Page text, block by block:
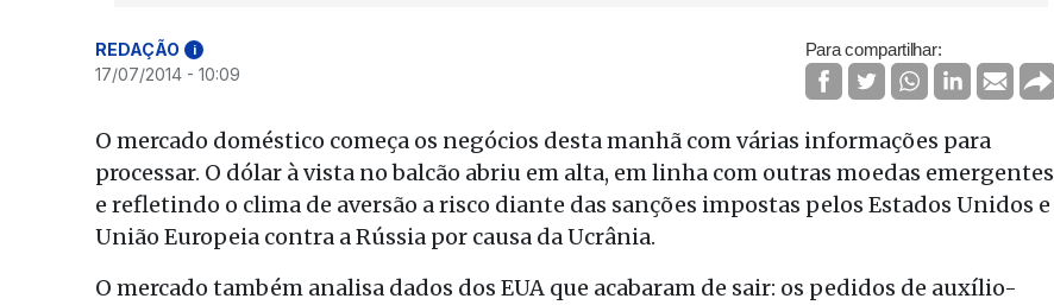
REDAÇÃO i
17/07/2014 - 10:09
Para compartilhar:
O mercado doméstico começa os negócios desta manhã com várias informações para
processar. O dólar à vista no balcão abriu em alta, em linha com outras moedas emergentes
e refletindo o clima de aversão a risco diante das sanções impostas pelos Estados Unidos e
União Europeia contra a Rússia por causa da Ucrânia.
O mercado também analisa dados dos EUA que acabaram de sair: os pedidos de auxílio-